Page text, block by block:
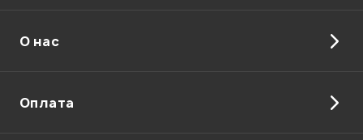
Отправить
О нас
Оплата